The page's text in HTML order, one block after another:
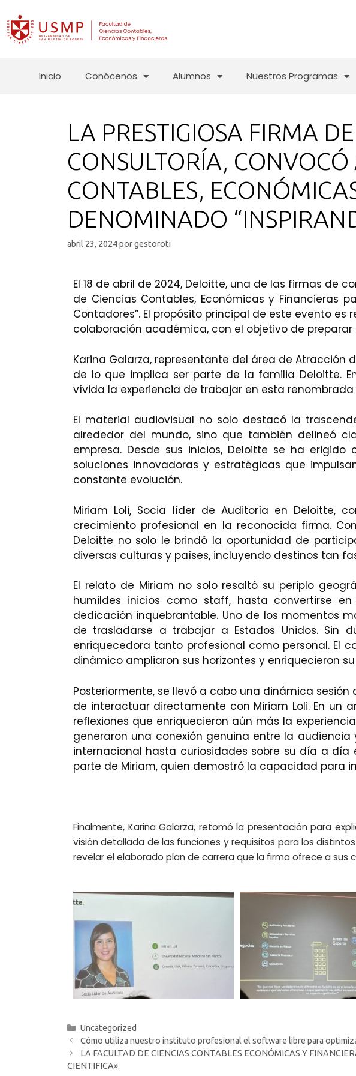
Inicio Conócenos Alumnos Nuestros Programas
LA PRESTIGIOSA FIRMA
CONSULTORÍA,
CONTABLES,
DENOMINADO
abril 23, 2024porgestoroti
El 18 de abril de 2024, Deloitte, una de las firmas de
de Ciencias Contables, Económicas y Financieras
Contadores”. El propósito principal de este evento
colaboración académica, con el objetivo de
Karina Galarza, representante del área de Atracción
de lo que implica ser parte de la familia Deloitte.
vívida la experiencia de trabajar en esta
El material audiovisual no solo destacó la
alrededor del mundo, sino que también delineó
empresa. Desde sus inicios, Deloitte se ha
soluciones innovadoras y estratégicas que
constante evolución.
Miriam Loli, Socia líder de Auditoría en Deloitte,
crecimiento profesional en la reconocida firma.
Deloitte no solo le brindó la oportunidad de
diversas culturas y países, incluyendo destinos tan
El relato de Miriam no solo resaltó su periplo
humildes inicios como staff, hasta convertirse
dedicación inquebrantable. Uno de los momentos
de trasladarse a trabajar a Estados Unidos. Sin
enriquecedora tanto profesional como personal. El
dinámico ampliaron sus horizontes y enriquecieron
Posteriormente, se llevó a cabo una dinámica
de interactuar directamente con Miriam Loli. En un
reflexiones que enriquecieron aún más la
generaron una conexión genuina entre la
internacional hasta curiosidades sobre su día a
parte de Miriam, quien demostró la capacidad para
Finalmente, Karina Galarza, retomó la presentación para
visión detallada de las funciones y requisitos para los
revelar el elaborado plan de carrera que la firma ofrece a sus
Uncategorized
Cómo utiliza nuestro instituto profesional el software libre para
LA FACULTAD DE CIENCIAS CONTABLES ECONÓMICAS Y
CIENTIFICA».